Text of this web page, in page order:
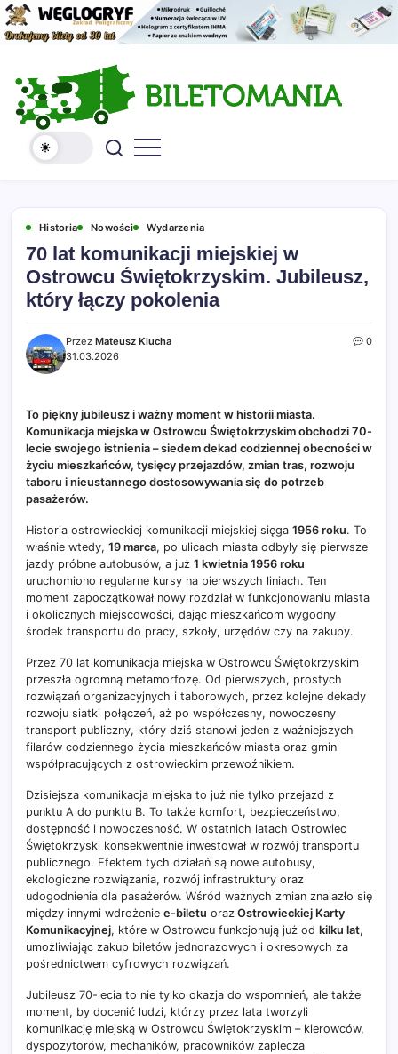
content
Serwis
Biletomania
Kolekcja
biletów
komunikacji
Historia Nowości Wydarzenia
70 lat komunikacji miejskiej w
Ostrowcu Świętokrzyskim. Jubileusz,
który łączy pokolenia
Przez Mateusz Klucha
31.03.2026
0
To piękny jubileusz i ważny moment w historii miasta.
Komunikacja miejska w Ostrowcu Świętokrzyskim obchodzi 70-
lecie swojego istnienia – siedem dekad codziennej obecności w
życiu mieszkańców, tysięcy przejazdów, zmian tras, rozwoju
taboru i nieustannego dostosowywania się do potrzeb
pasażerów.
Historia ostrowieckiej komunikacji miejskiej sięga 1956 roku. To
właśnie wtedy, 19 marca, po ulicach miasta odbyły się pierwsze
jazdy próbne autobusów, a już 1 kwietnia 1956 roku
uruchomiono regularne kursy na pierwszych liniach. Ten
moment zapoczątkował nowy rozdział w funkcjonowaniu miasta
i okolicznych miejscowości, dając mieszkańcom wygodny
środek transportu do pracy, szkoły, urzędów czy na zakupy.
Przez 70 lat komunikacja miejska w Ostrowcu Świętokrzyskim
przeszła ogromną metamorfozę. Od pierwszych, prostych
rozwiązań organizacyjnych i taborowych, przez kolejne dekady
rozwoju siatki połączeń, aż po współczesny, nowoczesny
transport publiczny, który dziś stanowi jeden z ważniejszych
filarów codziennego życia mieszkańców miasta oraz gmin
współpracujących z ostrowieckim przewoźnikiem.
Dzisiejsza komunikacja miejska to już nie tylko przejazd z
punktu A do punktu B. To także komfort, bezpieczeństwo,
dostępność i nowoczesność. W ostatnich latach Ostrowiec
Świętokrzyski konsekwentnie inwestował w rozwój transportu
publicznego. Efektem tych działań są nowe autobusy,
ekologiczne rozwiązania, rozwój infrastruktury oraz
udogodnienia dla pasażerów. Wśród ważnych zmian znalazło się
między innymi wdrożenie e-biletu oraz Ostrowieckiej Karty
Komunikacyjnej, które w Ostrowcu funkcjonują już od kilku lat,
umożliwiając zakup biletów jednorazowych i okresowych za
pośrednictwem cyfrowych rozwiązań.
Jubileusz 70-lecia to nie tylko okazja do wspomnień, ale także
moment, by docenić ludzi, którzy przez lata tworzyli
komunikację miejską w Ostrowcu Świętokrzyskim – kierowców,
dyspozytorów, mechaników, pracowników zaplecza